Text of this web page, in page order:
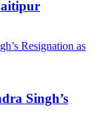
Singh’s